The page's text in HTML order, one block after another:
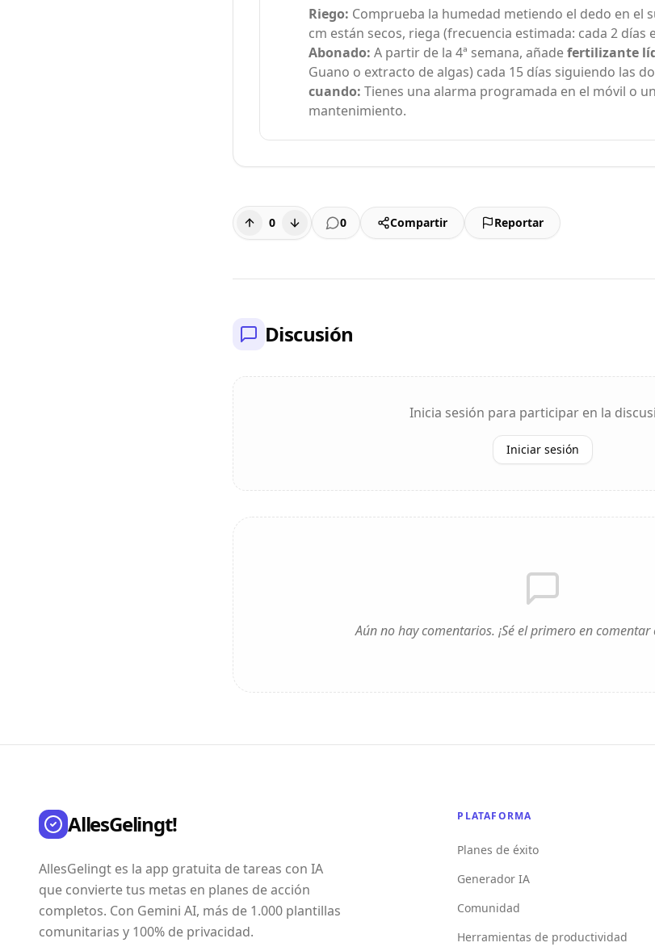
Riego: Comprueba la humedad metiendo el dedo en el
cm están secos, riega (frecuencia estimada: cada 2 días
Abonado: A partir de la 4ª semana, añadefertilizante
Guano o extracto de algas) cada 15 días siguiendo las
cuando: Tienes una alarma programada en el móvil o
mantenimiento.
0 0 Compartir Reportar
Discusión
Inicia sesión para participar en la
Iniciar sesión
Aún no hay comentarios. ¡Sé el primero en comentar
AllesGelingt!
AllesGelingt es la app gratuita de tareas con IA
que convierte tus metas en planes de acción
completos. Con Gemini AI, más de 1.000 plantillas
comunitarias y 100% de privacidad.
PLATAFORMA
Planes de éxito
Generador IA
Comunidad
Herramientas de productividad